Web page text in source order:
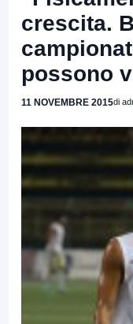
crescita.
possono
11 NOVEMBRE 2015di